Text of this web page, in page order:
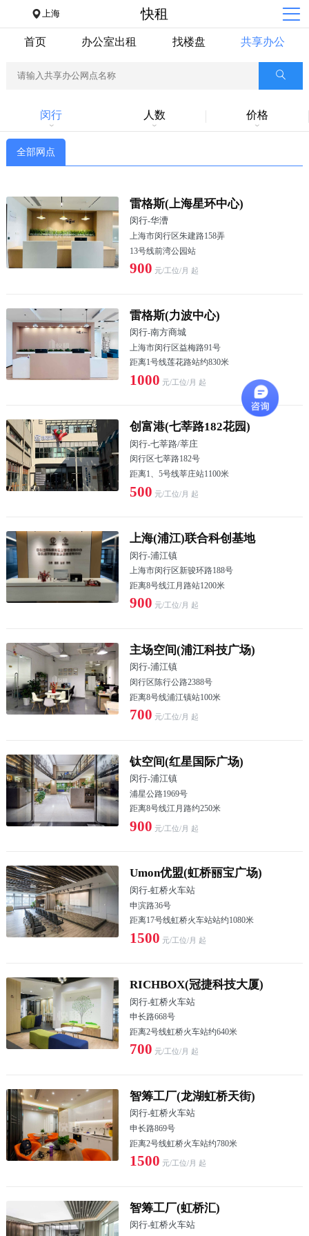
上海 快租
首页 办公室出租 找楼盘 共享办公
闵行 人数 价格
全部网点
雷格斯(上海星环中心)
闵行-华漕
上海市闵行区朱建路158弄
13号线前湾公园站
900 元/工位/月 起
雷格斯(力波中心)
闵行-南方商城
上海市闵行区益梅路91号
距离1号线莲花路站约830米
1000 元/工位/月 起
创富港(七莘路182花园)
闵行-七莘路/莘庄
闵行区七莘路182号
距离1、5号线莘庄站1100米
500 元/工位/月 起
上海(浦江)联合科创基地
闵行-浦江镇
上海市闵行区新骏环路188号
距离8号线江月路站1200米
900 元/工位/月 起
主场空间(浦江科技广场)
闵行-浦江镇
闵行区陈行公路2388号
距离8号线浦江镇站100米
700 元/工位/月 起
钛空间(红星国际广场)
闵行-浦江镇
浦星公路1969号
距离8号线江月路约250米
900 元/工位/月 起
Umon优盟(虹桥丽宝广场)
闵行-虹桥火车站
申滨路36号
距离17号线虹桥火车站站约1080米
1500 元/工位/月 起
RICHBOX(冠捷科技大厦)
闵行-虹桥火车站
申长路668号
距离2号线虹桥火车站约640米
700 元/工位/月 起
智筹工厂(龙湖虹桥天街)
闵行-虹桥火车站
申长路869号
距离2号线虹桥火车站约780米
1500 元/工位/月 起
智筹工厂(虹桥汇)
闵行-虹桥火车站